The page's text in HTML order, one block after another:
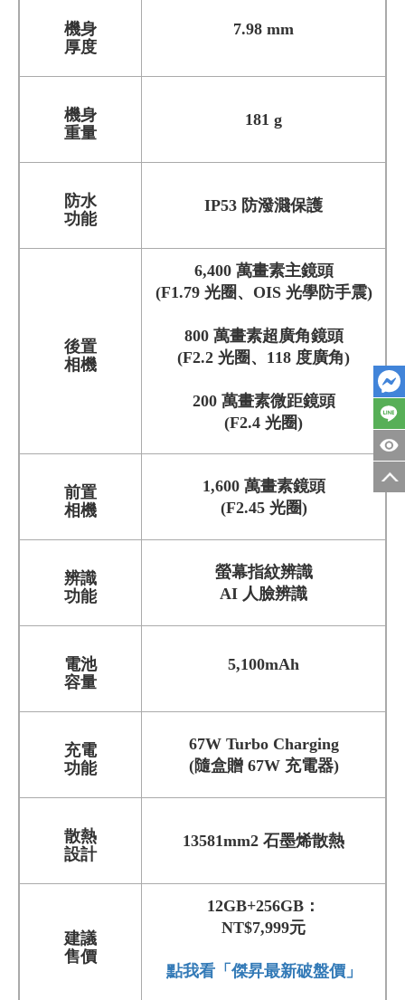
機身
厚度
7.98 mm
機身
重量
181 g
防水
功能
IP53 防潑濺保護
後置
相機
6,400 萬畫素主鏡頭
(F1.79 光圈、OIS 光學防手震)
800 萬畫素超廣角鏡頭
(F2.2 光圈、118 度廣角)
200 萬畫素微距鏡頭
(F2.4 光圈)
前置
相機
1,600 萬畫素鏡頭
(F2.45 光圈)
辨識
功能
螢幕指紋辨識
AI 人臉辨識
電池
容量
5,100mAh
充電
功能
67W Turbo Charging
(隨盒贈 67W 充電器)
散熱
設計
13581mm2 石墨烯散熱
建議
售價
12GB+256GB：
NT$7,999元
點我看「傑昇最新破盤價」